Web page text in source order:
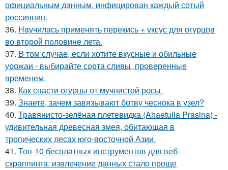
официальным данным, инфицирован каждый сотый
россиянин.
36. Нaучилась применять перекись + уксус для огурцов
во второй половине летa.
37. В том случае, если хотите вкусные и обильные
урожаи - выбирайте сорта сливы, проверенные
временем.
38. Как спасти огурцы от мучнистой росы.
39. Знаете, зачем завязывают ботву чеснока в узел?
40. Травянисто-зелёная плетевидка (Ahaetulla Prasina) -
удивительная древесная змея, обитающая в
тропических лесах юго-восточной Азии.
41. Топ-10 бесплатных инструментов для веб-
скраппинга: извлечение данных стало проще